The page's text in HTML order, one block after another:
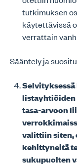
tutkimuksen
käytettävissä
verrattain
Sääntely ja
listayhtiöiden
tasa-arvoon
valittiin siten,
kehittyneitä
sukupuolten